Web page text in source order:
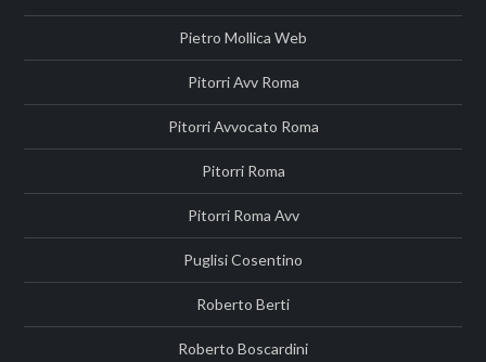
Pietro Mollica Web
Pitorri Avv Roma
Pitorri Avvocato Roma
Pitorri Roma
Pitorri Roma Avv
Puglisi Cosentino
Roberto Berti
Roberto Boscardini